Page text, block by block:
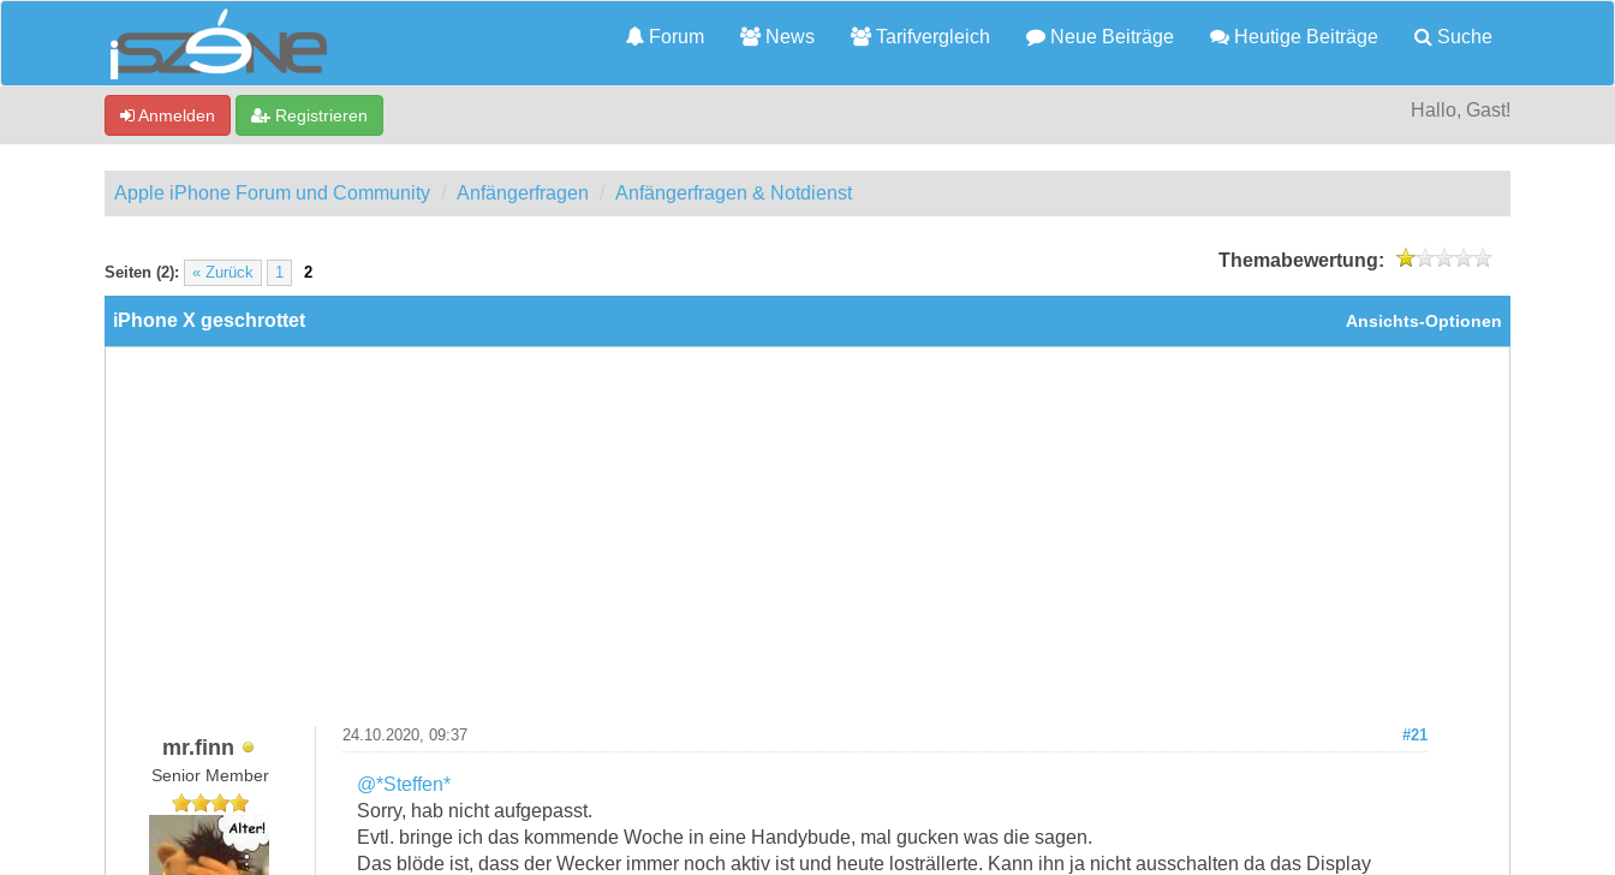
Forum News Tarifvergleich Neue Beiträge Heutige Beiträge Suche
Anmelden Registrieren Hallo, Gast!
Apple iPhone Forum und Community Anfängerfragen Anfängerfragen & Notdienst
Seiten (2): « Zurück 1 2
Themabewertung:
1 Bewertung(en) - 1 im Durchschnitt
1
2
3
4
5
Ansichts-Optionen
iPhone X geschrottet
mr.finn
Senior Member
#21
24.10.2020, 09:37
@*Steffen*
Sorry, hab nicht aufgepasst.
Evtl. bringe ich das kommende Woche in eine Handybude, mal gucken was die sagen.
Das blöde ist, dass der Wecker immer noch aktiv ist und heute losträllerte. Kann ihn ja nicht ausschalten da das Display